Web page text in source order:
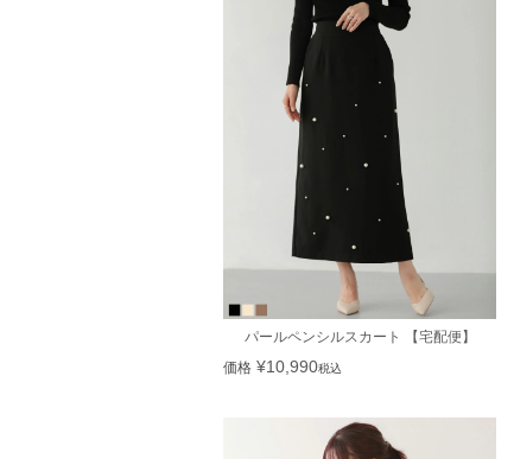
パールペンシルスカート 【宅配便】
価格 ¥10,990税込